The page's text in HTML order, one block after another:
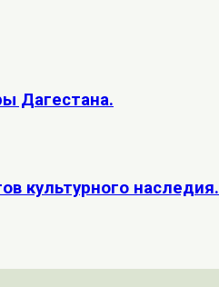
Дагестана.
культурного наследия.